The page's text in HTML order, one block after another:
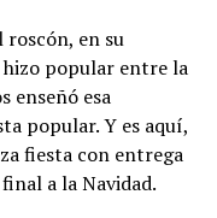
en su
popular entre la
enseñó esa
popular. Y es aquí,
fiesta con entrega
a la Navidad.